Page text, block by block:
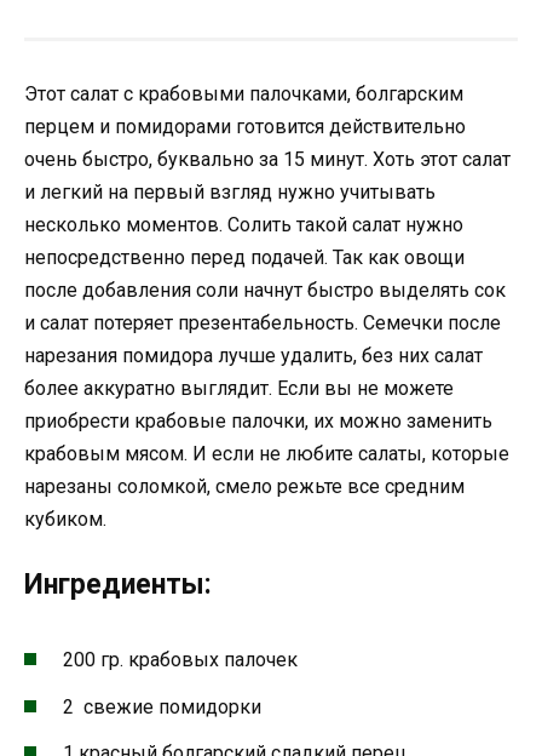
Этот салат с крабовыми палочками, болгарским
перцем и помидорами готовится действительно
очень быстро, буквально за 15 минут. Хоть этот салат
и легкий на первый взгляд нужно учитывать
несколько моментов. Солить такой салат нужно
непосредственно перед подачей. Так как овощи
после добавления соли начнут быстро выделять сок
и салат потеряет презентабельность. Семечки после
нарезания помидора лучше удалить, без них салат
более аккуратно выглядит. Если вы не можете
приобрести крабовые палочки, их можно заменить
крабовым мясом. И если не любите салаты, которые
нарезаны соломкой, смело режьте все средним
кубиком.
Ингредиенты:
200 гр. крабовых палочек
2 свежие помидорки